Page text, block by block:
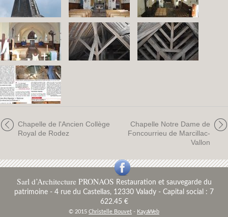
Chapelle Notre Dame de
Foncourrieu de Marcillac-
Vallon
Chapelle de l'Ancien Collège
Royal de Rodez
Sarl d’Architecture PRONAOS Restauration et sauvegarde du
patrimoine - 4 rue du Castellas, 12330 Valady - Capital social : 7
622.45 €
© 2015 Christelle Bouvet - KayaWeb